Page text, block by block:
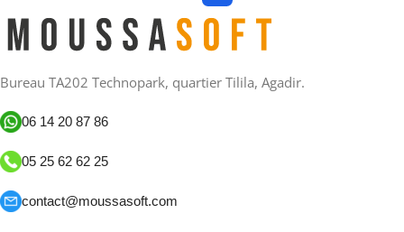
Bureau TA202 Technopark, quartier Tilila, Agadir.
06 14 20 87 86
05 25 62 62 25
contact@moussasoft.com